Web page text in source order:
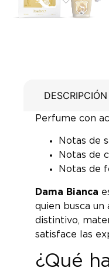
DESCRIPCIÓN
Perfume con
Notas de
Notas de
Notas de
Dama Bianca
quien busca un
distintivo,
satisface las
¿Qué